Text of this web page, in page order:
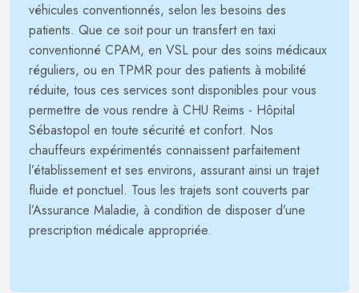
véhicules conventionnés, selon les besoins des
patients. Que ce soit pour un transfert en taxi
conventionné CPAM, en VSL pour des soins médicaux
réguliers, ou en TPMR pour des patients à mobilité
réduite, tous ces services sont disponibles pour vous
permettre de vous rendre à CHU Reims - Hôpital
Sébastopol en toute sécurité et confort. Nos
chauffeurs expérimentés connaissent parfaitement
l’établissement et ses environs, assurant ainsi un trajet
fluide et ponctuel. Tous les trajets sont couverts par
l’Assurance Maladie, à condition de disposer d’une
prescription médicale appropriée.